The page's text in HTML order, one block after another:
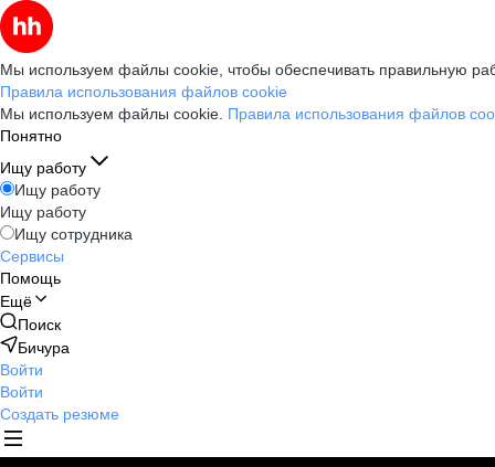
Мы используем файлы cookie, чтобы обеспечивать правильную
Правила использования файлов cookie
Мы используем файлы cookie. Правила использования файлов
Понятно
Ищу работу
Ищу работу
Ищу работу
Ищу сотрудника
Сервисы
Помощь
Ещё
Поиск
Бичура
Войти
Войти
Создать резюме